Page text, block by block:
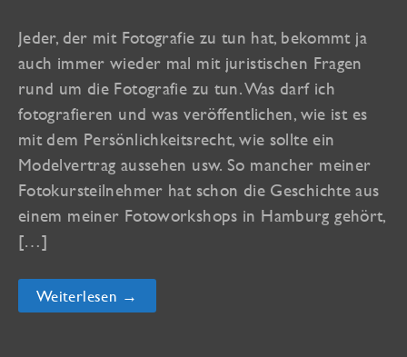
Jeder, der mit Fotografie zu tun hat, bekommt ja
auch immer wieder mal mit juristischen Fragen
rund um die Fotografie zu tun. Was darf ich
fotografieren und was veröffentlichen, wie ist es
mit dem Persönlichkeitsrecht, wie sollte ein
Modelvertrag aussehen usw. So mancher meiner
Fotokursteilnehmer hat schon die Geschichte aus
einem meiner Fotoworkshops in Hamburg gehört,
[…]
Fokus
Fotorecht
Weiterlesen →